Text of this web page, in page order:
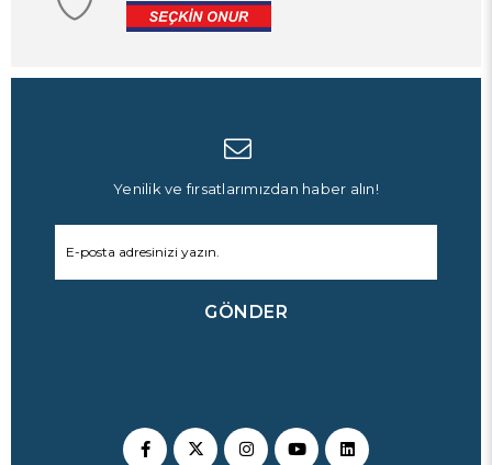
Yenilik ve fırsatlarımızdan haber alın!
GÖNDER